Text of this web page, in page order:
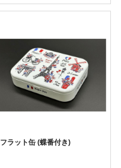
フラット缶 (蝶番付き)